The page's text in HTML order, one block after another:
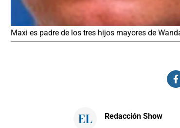
Maxi es padre de los tres hijos mayores de
Redacción Show